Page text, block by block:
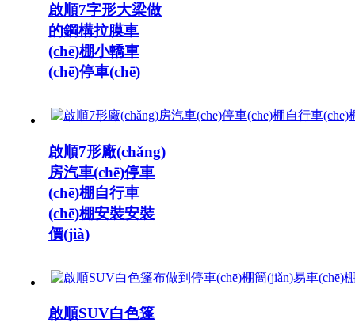
啟順7字形大梁做
的鋼構拉膜車
(chē)棚小轎車
(chē)停車(chē)
啟順7形廠(chǎng)
房汽車(chē)停車
(chē)棚自行車
(chē)棚安裝安裝
價(jià)
啟順SUV白色篷